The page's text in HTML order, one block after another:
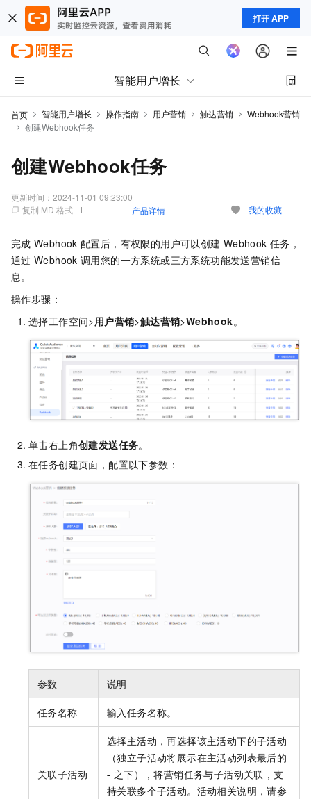
打开 APP
智能用户增长
首页 智能用户增长 操作指南 用户营销 触达营销
Webhook营销
创建Webhook任务
创建Webhook任务
更新时间： 2024-11-01 09:23:00
复制 MD 格式
产品详情 我的收藏
完成 Webhook 配置后，有权限的用户可以创建 Webhook 任务，
通过 Webhook 调用您的一方系统或三方系统功能发送营销信
息。
操作步骤：
选择工作空间>用户营销>触达营销>Webhook。
单击右上角创建发送任务。
在任务创建页面，配置以下参数：
参数 说明
任务名称 输入任务名称。
关联子活动
选择主活动，再选择该主活动下的子活动
（独立子活动将展示在主活动列表最后的
- 之下），将营销任务与子活动关联，支
持关联多个子活动。活动相关说明，请参